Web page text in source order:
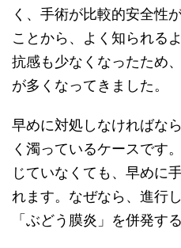
く、手術が比較的安全性
ことから、よく知られる
抗感も少なくなったため
が多くなってきました。
早めに対処しなければな
く濁っているケースです
じていなくても、早めに
れます。なぜなら、進行
「ぶどう膜炎」を併発す